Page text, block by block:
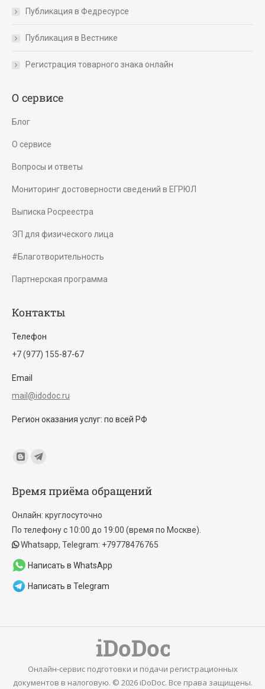
Публикация в Федресурсе
Публикация в Вестнике
Регистрация товарного знака онлайн
О сервисе
Блог
О сервисе
Вопросы и ответы
Мониторинг достоверности сведений в ЕГРЮЛ
Выписка Росреестра
ЭП для физического лица
#Благотворительность
Партнерская программа
Контакты
Телефон
+7 (977) 155-87-67
Email
mail@idodoc.ru
Регион оказания услуг: по всей РФ
Find us on:
Blogger
opens
window
Telegram
opens
new
window
Время приёма обращений
Онлайн: круглосуточно
По телефону с 10:00 до 19:00 (время по Москве).
Whatsapp, Telegram: +79778476765
Написать в WhatsApp
Написать в Telegram
Онлайн-сервис подготовки и подачи регистрационных
документов в налоговую. © 2026 iDoDoc. Все права защищены.